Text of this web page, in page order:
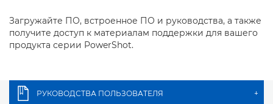
Загружайте ПО, встроенное ПО и руководства, а также
получите доступ к материалам поддержки для вашего
продукта серии PowerShot.
РУКОВОДСТВА ПОЛЬЗОВАТЕЛЯ +